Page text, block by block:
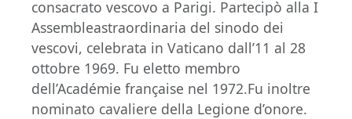
consacrato vescovo a Parigi. Partecipò alla I
Assembleastraordinaria del sinodo dei
vescovi, celebrata in Vaticano dall’11 al 28
ottobre 1969. Fu eletto membro
dell’Académie française nel 1972.Fu inoltre
nominato cavaliere della Legione d’onore.